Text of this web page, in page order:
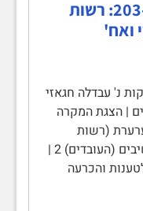
ניתוח פסק הדין: ע"ע 203-10: רשות
ואח'
נ' עבדלה חגאזי
| הצגת המקרה
המערערת (רשות
העתיקות) 2 | תמצית טיעוני המשיבים (העובדים) 2 |
והכרעה